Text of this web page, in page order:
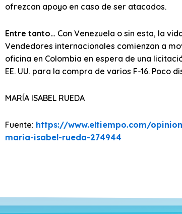
ofrezcan apoyo en caso de ser atacados.
Entre tanto… Con Venezuela o sin esta, la
Vendedores internacionales comienzan a
oficina en Colombia en espera de una
EE. UU. para la compra de varios F-16.
MARÍA ISABEL RUEDA
Fuente: https://www.eltiempo.com/
maria-isabel-rueda-274944